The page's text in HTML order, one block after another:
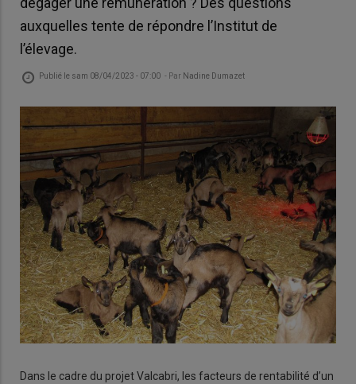
auxquelles tente de répondre l’Institut de
l’élevage.
Publié le sam 08/04/2023 - 07:00 - Par Nadine Dumazet
Dans le cadre du projet Valcabri, les facteurs de rentabilité d’un